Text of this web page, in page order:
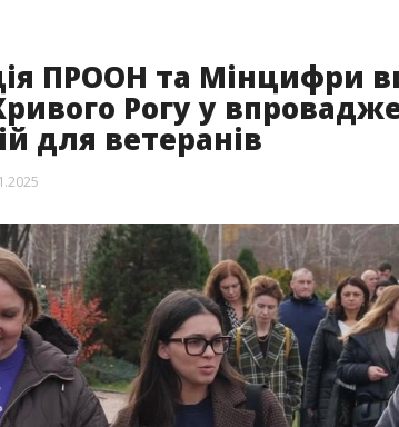
ПРООН та Мінцифри
Рогу у
для ветеранів